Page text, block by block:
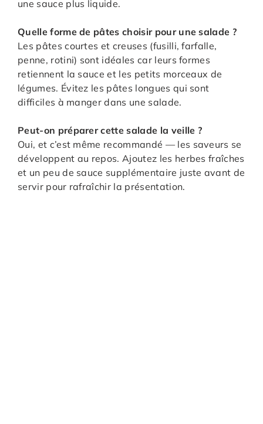
une sauce plus liquide.
Quelle forme de pâtes choisir pour une salade ?
Les pâtes courtes et creuses (fusilli, farfalle,
penne, rotini) sont idéales car leurs formes
retiennent la sauce et les petits morceaux de
légumes. Évitez les pâtes longues qui sont
difficiles à manger dans une salade.
Peut-on préparer cette salade la veille ?
Oui, et c’est même recommandé — les saveurs se
développent au repos. Ajoutez les herbes fraîches
et un peu de sauce supplémentaire juste avant de
servir pour rafraîchir la présentation.